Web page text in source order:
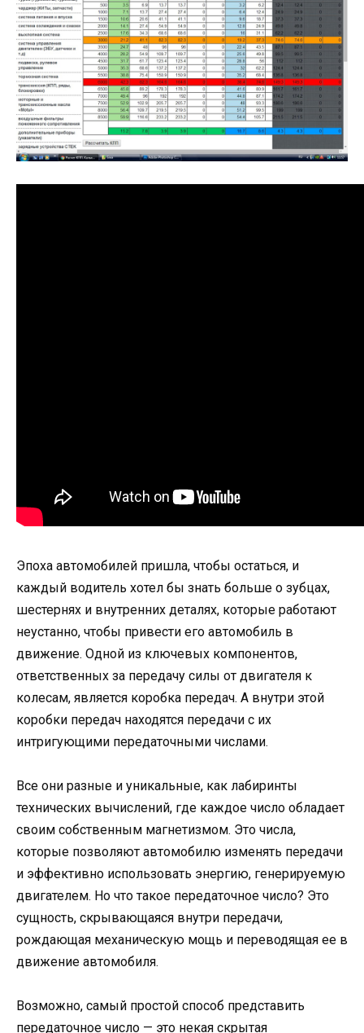
Эпоха автомобилей пришла, чтобы остаться, и
каждый водитель хотел бы знать больше о зубцах,
шестернях и внутренних деталях, которые работают
неустанно, чтобы привести его автомобиль в
движение. Одной из ключевых компонентов,
ответственных за передачу силы от двигателя к
колесам, является коробка передач. А внутри этой
коробки передач находятся передачи с их
интригующими передаточными числами.
Все они разные и уникальные, как лабиринты
технических вычислений, где каждое число обладает
своим собственным магнетизмом. Это числа,
которые позволяют автомобилю изменять передачи
и эффективно использовать энергию, генерируемую
двигателем. Но что такое передаточное число? Это
сущность, скрывающаяся внутри передачи,
рождающая механическую мощь и переводящая ее в
движение автомобиля.
Возможно, самый простой способ представить
передаточное число — это некая скрытая